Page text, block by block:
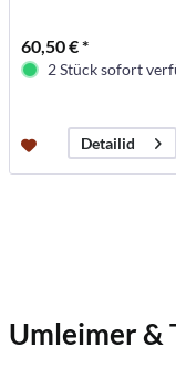
60,50 € *
2 Stück sofort
Detailid
Umleimer &